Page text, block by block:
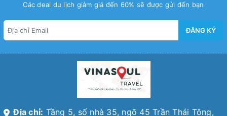
Các deal du lịch giảm giá đến 60% sẽ được gửi đến bạn
ĐĂNG KÝ
Địa chỉ: Tầng 5, số nhà 35, ngõ 45 Trần Thái Tông,